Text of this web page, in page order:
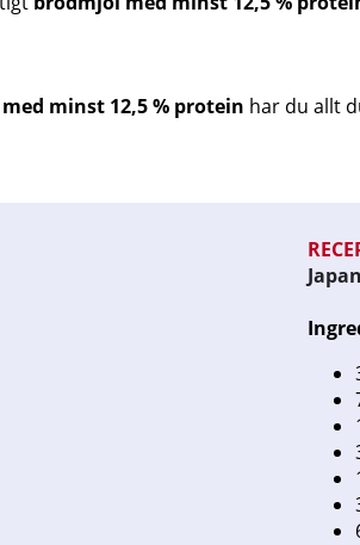
minst 12,5 % protein har du allt